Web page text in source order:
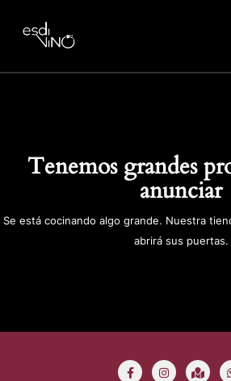
Tenemos grandes
anunciar
Se está cocinando algo grande. Nuestra
abrirá sus puertas.